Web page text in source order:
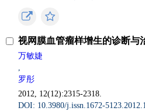
视网膜血管瘤样增生的诊断与
万敏婕
,
罗彤
2012, 12(12):2315-2318.
DOI: 10.3980/j.issn.1672-